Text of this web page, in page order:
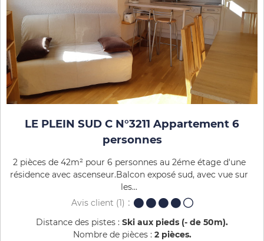
LE PLEIN SUD C N°3211 Appartement 6
personnes
2 pièces de 42m² pour 6 personnes au 2éme étage d'une
résidence avec ascenseur.Balcon exposé sud, avec vue sur
les...
Avis client (1)
Distance des pistes : Ski aux pieds (- de 50m)
Nombre de pièces : 2 pièces